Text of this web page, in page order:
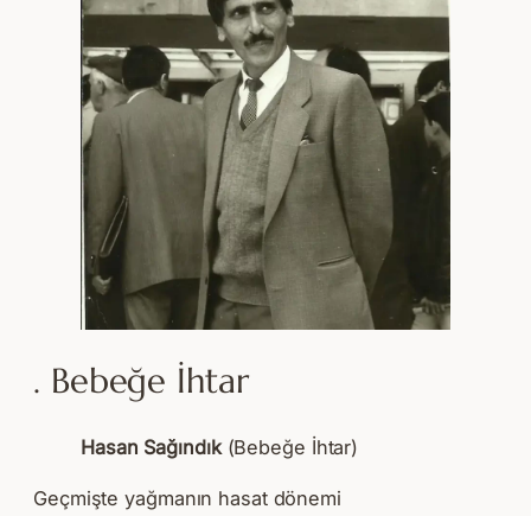
. Bebeğe İhtar
Hasan Sağındık(Bebeğe İhtar)
Geçmişte yağmanın hasat dönemi